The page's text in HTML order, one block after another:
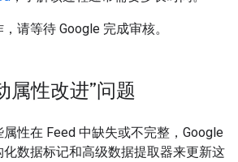
请等待 Google 完成审核。
属性改进”问题
性在 Feed 中缺失或不完整，Google
数据标记和高级数据提取器来更新这